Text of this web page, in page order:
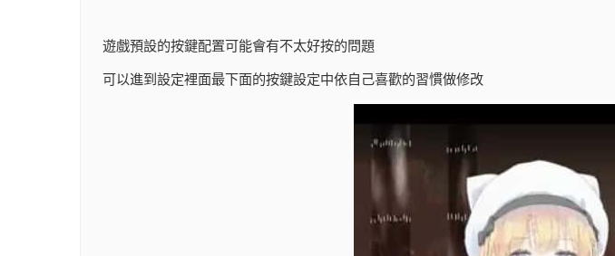
遊戲預設的按鍵配置可能會有不太好按的問題
可以進到設定裡面最下面的按鍵設定中依自己喜歡的習慣做修改